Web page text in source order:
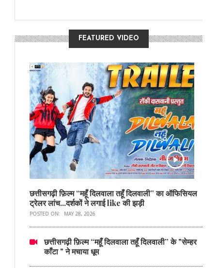
FEATURED VIDEO
छत्तीसगढ़ी फ़िल्म “महूँ दिलवाला तहूँ दिलवाली” का ऑफिसियल
ट्रेलर लांच...दर्शकों ने लगाई like की झड़ी
POSTED ON: MAY 28, 2026
छत्तीसगढ़ी फ़िल्म “महूँ दिलवाला तहूँ दिलवाली” के "सेम्हर
काँटा " ने मचाया धूम